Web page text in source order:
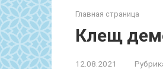
Главная страница
Клещ
12.08.2021